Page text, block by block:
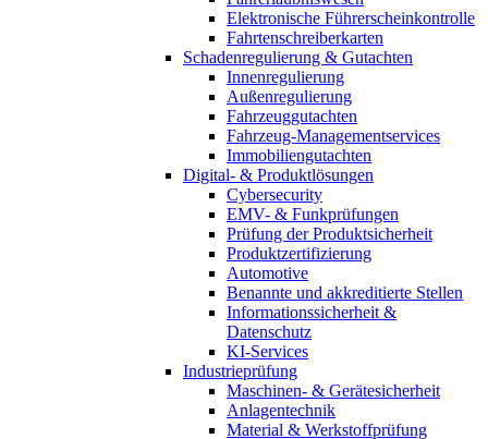
Elektronische Führerscheinkontrolle
Fahrtenschreiberkarten
Schadenregulierung & Gutachten
Innenregulierung
Außenregulierung
Fahrzeuggutachten
Fahrzeug-Managementservices
Immobiliengutachten
Digital- & Produktlösungen
Cybersecurity
EMV- & Funkprüfungen
Prüfung der Produktsicherheit
Produktzertifizierung
Automotive
Benannte und akkreditierte Stellen
Informationssicherheit &
Datenschutz
KI-Services
Industrieprüfung
Maschinen- & Gerätesicherheit
Anlagentechnik
Material & Werkstoffprüfung